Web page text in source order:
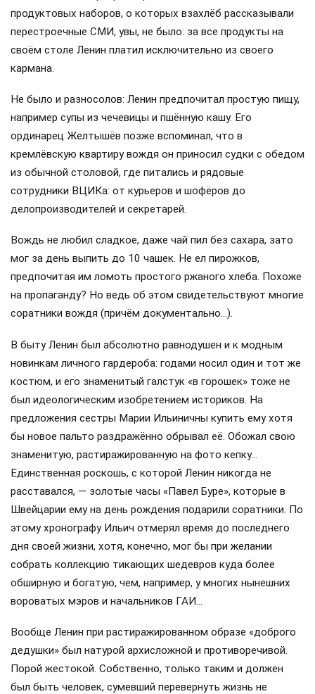
продуктовых наборов, о которых взахлёб рассказывали
перестроечные СМИ, увы, не было: за все продукты на
своём столе Ленин платил исключительно из своего
кармана.
Не было и разносолов: Ленин предпочитал простую пищу,
например супы из чечевицы и пшённую кашу. Его
ординарец Желтышёв позже вспоминал, что в
кремлёвскую квартиру вождя он приносил судки с обедом
из обычной столовой, где питались и рядовые
сотрудники ВЦИКа: от курьеров и шофёров до
делопроизводителей и секретарей.
Вождь не любил сладкое, даже чай пил без сахара, зато
мог за день выпить до 10 чашек. Не ел пирожков,
предпочитая им ломоть простого ржаного хлеба. Похоже
на пропаганду? Но ведь об этом свидетельствуют многие
соратники вождя (причём документально…).
В быту Ленин был абсолютно равнодушен и к модным
новинкам личного гардероба: годами носил один и тот же
костюм, и его знаменитый галстук «в горошек» тоже не
был идеологическим изобретением историков. На
предложения сестры Марии Ильиничны купить ему хотя
бы новое пальто раздражённо обрывал её. Обожал свою
знаменитую, растиражированную на фото кепку…
Единственная роскошь, с которой Ленин никогда не
расставался, — золотые часы «Павел Буре», которые в
Швейцарии ему на день рождения подарили соратники. По
этому хронографу Ильич отмерял время до последнего
дня своей жизни, хотя, конечно, мог бы при желании
собрать коллекцию тикающих шедевров куда более
обширную и богатую, чем, например, у многих нынешних
вороватых мэров и начальников ГАИ…
Вообще Ленин при растиражированном образе «доброго
дедушки» был натурой архисложной и противоречивой.
Порой жестокой. Собственно, только таким и должен
был быть человек, сумевший перевернуть жизнь не